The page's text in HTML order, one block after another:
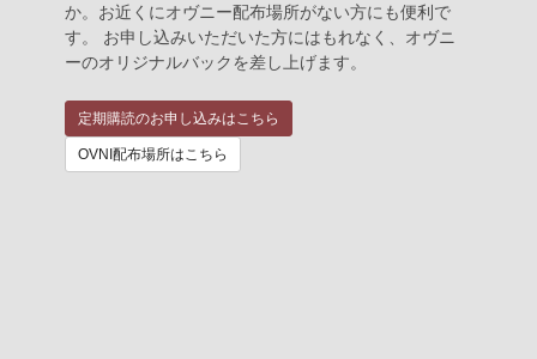
か。お近くにオヴニー配布場所がない方にも便利で
す。 お申し込みいただいた方にはもれなく、オヴニ
ーのオリジナルバックを差し上げます。
定期購読のお申し込みはこちら
OVNI配布場所はこちら